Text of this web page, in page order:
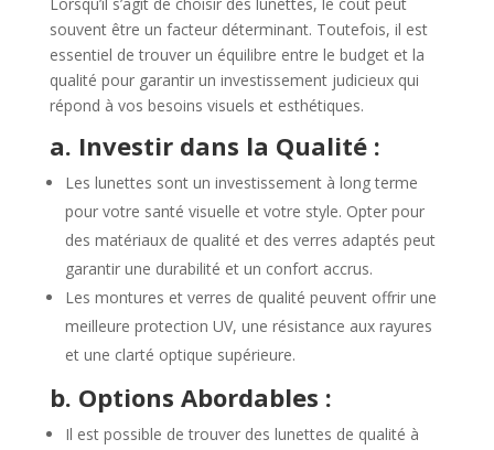
souvent être un facteur déterminant. Toutefois, il est
essentiel de trouver un équilibre entre le budget et la
qualité pour garantir un investissement judicieux qui
répond à vos besoins visuels et esthétiques.
a. Investir dans la Qualité :
Les lunettes sont un investissement à long terme
pour votre santé visuelle et votre style. Opter pour
des matériaux de qualité et des verres adaptés peut
garantir une durabilité et un confort accrus.
Les montures et verres de qualité peuvent offrir une
meilleure protection UV, une résistance aux rayures
et une clarté optique supérieure.
b. Options Abordables :
Il est possible de trouver des lunettes de qualité à